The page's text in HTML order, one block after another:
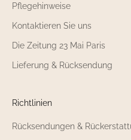
Pflegehinweise
Kontaktieren Sie uns
Die Zeitung 23 Mai Paris
Lieferung & Rücksendung
Richtlinien
Rücksendungen &